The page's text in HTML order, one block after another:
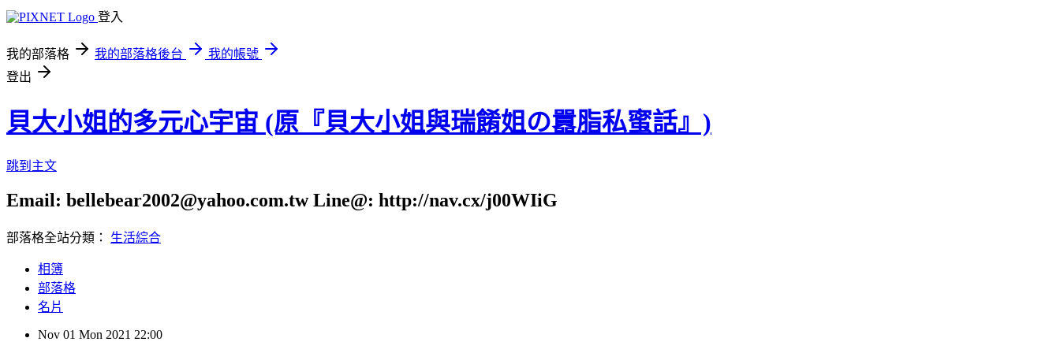
登入
我的部落格 我的部落格後台
我的帳號
登出
貝大小姐的多元心宇宙 (原『貝大小姐與瑞餚姐の囂脂私蜜話』)
跳到主文
Email: bellebear2002@yahoo.com.tw Line@: http://nav.cx/j00WIiG
部落格全站分類： 生活綜合
相簿
部落格
名片
Nov 01 Mon 2021 22:00